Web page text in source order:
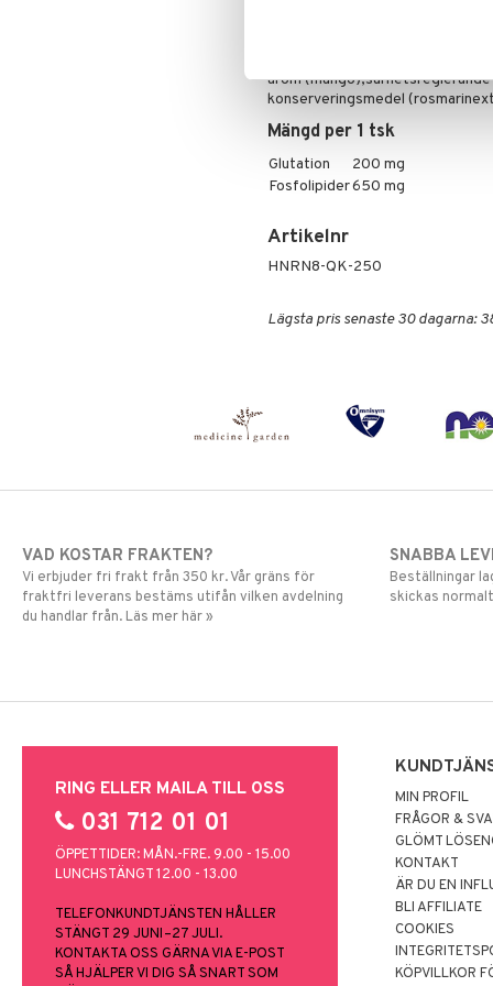
Renat vatten,
arom
konserveringsmedel
Mängd per 1 tsk
Glutation
200 mg
Fosfolipider650 mg
Artikelnr
HNRN8-QK-250
Lägsta pris senaste 30 dagarna:
VAD KOSTAR FRAKTEN?
Vi erbjuder fri frakt från 350 kr. Vår gräns för
fraktfri leverans bestäms utifån vilken avdelning
du handlar från. Läs mer här »
SNABBA
Beställningar
skickas
RING ELLER MAILA TILL OSS
031 712 01 01
ÖPPETTIDER: MÅN.-FRE. 9.00 - 15.00
LUNCHSTÄNGT 12.00 - 13.00
TELEFONKUNDTJÄNSTEN HÅLLER
STÄNGT 29 JUNI–27 JULI.
KONTAKTA OSS GÄRNA VIA E-POST
SÅ HJÄLPER VI DIG SÅ SNART SOM
MIN PROFIL
FRÅGOR &
GLÖMT
KONTAKT
ÄR DU EN
BLI AFFILIATE
COOKIES
KÖPVILLKOR